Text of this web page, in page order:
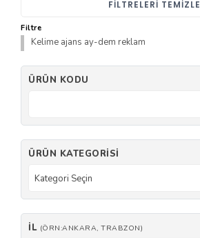
FILTRELERI TEMIZLE
Filtre
Kelime ajans ay-dem reklam
ÜRÜN KODU
ÜRÜN KATEGORISI
Kategori Seçin
İL (ÖRN:ANKARA, TRABZON)